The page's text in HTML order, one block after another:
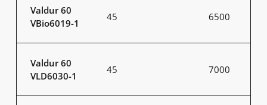
Valdur 60
VBio6019-1
45 6500
Valdur 60
VLD6030-1
45 7000